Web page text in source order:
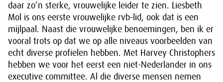
daar zo’n sterke, vrouwelijke leider te zien. Liesbeth
Mol is ons eerste vrouwelijke rvb-lid, ook dat is een
mijlpaal. Naast die vrouwelijke benoemingen, ben ik er
vooral trots op dat we op alle niveaus voorbeelden van
echt diverse profielen hebben. Met Harvey Christophers
hebben we voor het eerst een niet-Nederlander in ons
executive committee. Al die diverse mensen nemen